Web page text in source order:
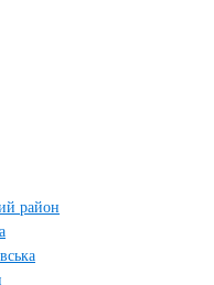
район